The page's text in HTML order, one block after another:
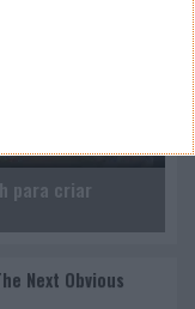
para criar
Next Obvious